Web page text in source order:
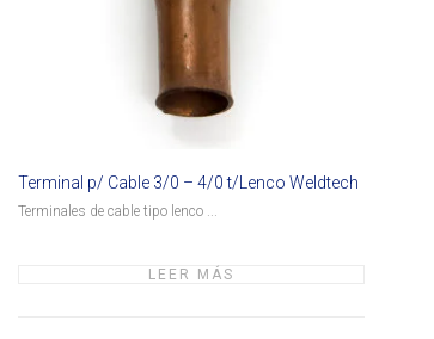
Terminal p/ Cable 3/0 – 4/0 t/Lenco Weldtech
Terminales de cable tipo lenco ...
LEER MÁS